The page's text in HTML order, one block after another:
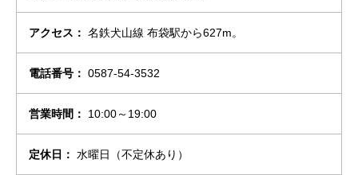
アクセス： 名鉄犬山線 布袋駅から627m。
電話番号： 0587-54-3532
営業時間： 10:00～19:00
定休日： 水曜日（不定休あり）